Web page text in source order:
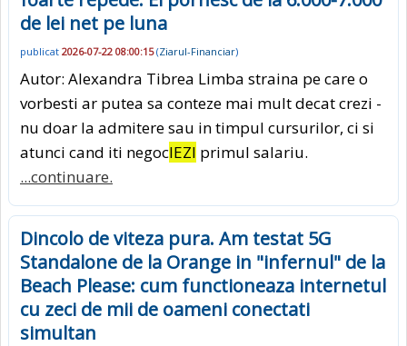
de lei net pe luna
publicat 2026-07-22 08:00:15(Ziarul-Financiar)
Autor: Alexandra Tibrea Limba straina pe care o
vorbesti ar putea sa conteze mai mult decat crezi -
nu doar la admitere sau in timpul cursurilor, ci si
atunci cand iti negocIEZI primul salariu.
...continuare.
Dincolo de viteza pura. Am testat 5G
Standalone de la Orange in "infernul" de la
Beach Please: cum functioneaza internetul
cu zeci de mii de oameni conectati
simultan